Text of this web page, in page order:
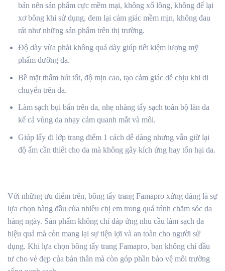
bản nên sản phẩm cực mềm mại, không xổ lông, không để lại
xơ bông khi sử dụng, đem lại cảm giác mềm mịn, không đau
rát như những sản phẩm trên thị trường.
Độ dày vừa phải không quá dày giúp tiết kiệm lượng mỹ
phẩm dưỡng da.
Bề mặt thấm hút tốt, độ mịn cao, tạo cảm giác dễ chịu khi di
chuyển trên da.
Làm sạch bụi bẩn trên da, nhẹ nhàng tẩy sạch toàn bộ làn da
kể cả vùng da nhạy cảm quanh mắt và môi.
Giúp lấy đi lớp trang điểm 1 cách dễ dàng nhưng vẫn giữ lại
độ ẩm cần thiết cho da mà không gây kích ứng hay tổn hại da.
Với những ưu điểm trên, bông tẩy trang Famapro xứng đáng là sự
lựa chọn hàng đầu của nhiều chị em trong quá trình chăm sóc da
hàng ngày. Sản phẩm không chỉ đáp ứng nhu cầu làm sạch da
hiệu quả mà còn mang lại sự tiện lợi và an toàn cho người sử
dụng. Khi lựa chọn bông tẩy trang Famapro, bạn không chỉ đầu
tư cho vẻ đẹp của bản thân mà còn góp phần bảo vệ môi trường